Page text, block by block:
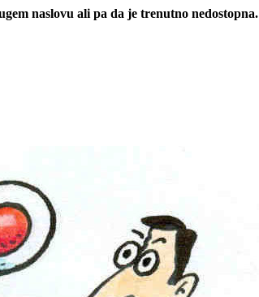
naslovu ali pa da je trenutno nedostopna.